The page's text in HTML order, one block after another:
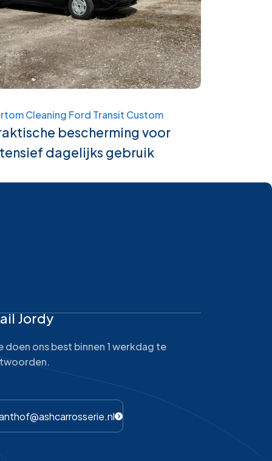
Cleaning Ford Transit Custom
bescherming voor
dagelijks gebruik
Jordy
doen ons best binnen 1 werkdag te